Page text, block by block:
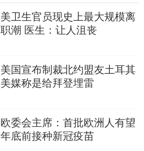
美卫生官员现史上最大规模离
职潮 医生：让人沮丧
美国宣布制裁北约盟友土耳其
美媒称是给拜登埋雷
欧委会主席：首批欧洲人有望
年底前接种新冠疫苗